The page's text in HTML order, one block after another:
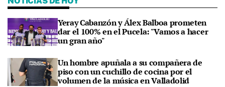
Yeray Cabanzón y Álex Balboa prometen
dar el 100% en el Pucela: "Vamos a hacer
un gran año"
Un hombre apuñala a su compañera de
piso con un cuchillo de cocina por el
volumen de la música en Valladolid